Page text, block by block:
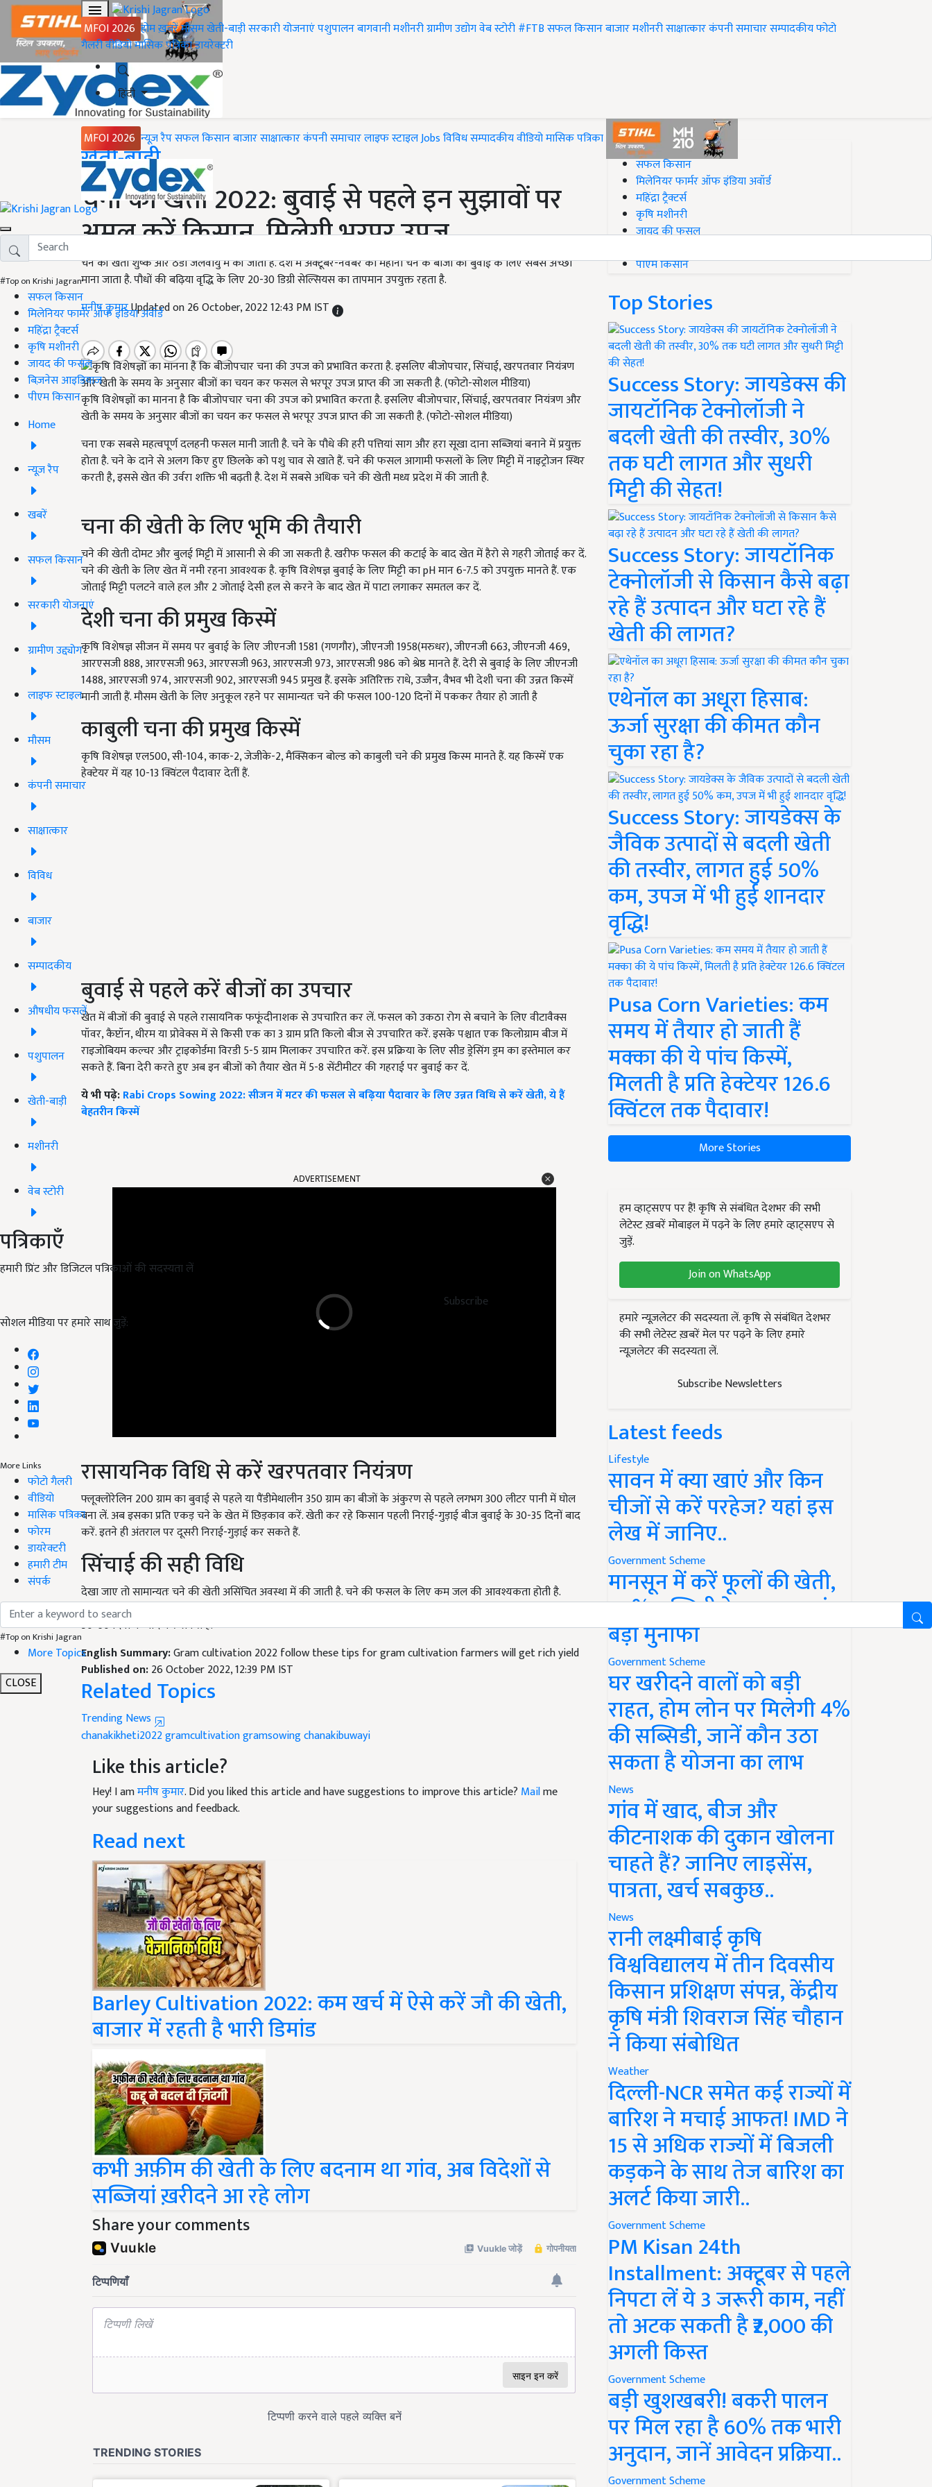
MFOI 2026 होमख़बरेंमौसमखेती-बाड़ीसरकारी योजनाएंपशुपालनबागवानीमशीनरीग्रामीण उद्योगवेब स्टोरी#FTBसफल किसानबाजारमशीनरीसाक्षात्कारकंपनी समाचारसम्पादकीयफोटो
गैलरीवीडियोमासिक पत्रिकाडायरेक्टरी
हिंदी
MFOI 2026 न्यूज़ रैपसफल किसानबाजारसाक्षात्कारकंपनी समाचारलाइफ स्टाइलJobsविविधसम्पादकीयवीडियोमासिक पत्रिका
#Top on Krishi Jagran
सफल किसान
मिलेनियर फार्मर ऑफ इंडिया अवॉर्ड
महिंद्रा ट्रैक्टर्स
कृषि मशीनरी
जायद की फसल
बिज़नेस आइडियाज
पीएम किसान
Home
न्यूज़ रैप
खबरें
सफल किसान
सरकारी योजनाएं
ग्रामीण उद्द्योग
लाइफ स्टाइल
मौसम
कंपनी समाचार
साक्षात्कार
विविध
बाजार
सम्पादकीय
औषधीय फसलें
पशुपालन
खेती-बाड़ी
मशीनरी
वेब स्टोरी
पत्रिकाएँ
हमारी प्रिंट और डिजिटल पत्रिकाओं की सदस्यता लें
Subscribe
सोशल मीडिया पर हमारे साथ जुड़ें:
More Links
फोटो गैलरी
वीडियो
मासिक पत्रिका
फोरम
डायरेक्टरी
हमारी टीम
संपर्क
#Top on Krishi Jagran
More Topics
CLOSE
Home
खेती-बाड़ी
चना की खेती 2022: बुवाई से पहले इन सुझावों पर
अमल करें किसान, मिलेगी भरपूर उपज
चने की खेती शुष्क और ठंडी जलवायु में की जाती है. देश में अक्टूबर-नवंबर का महीना चने के बीजों की बुवाई के लिए सबसे अच्छा
माना जाता है. पौधों की बढ़िया वृद्धि के लिए 20-30 डिग्री सेल्सियस का तापमान उपयुक्त रहता है.
मनीष कुमारUpdated on 26 October, 2022 12:43 PM IST
कृषि विशेषज्ञों का मानना है कि बीजोपचार चना की उपज को प्रभावित करता है. इसलिए बीजोपचार, सिंचाई, खरपतवार नियंत्रण और
खेती के समय के अनुसार बीजों का चयन कर फसल से भरपूर उपज प्राप्त की जा सकती है. (फोटो-सोशल मीडिया)
चना एक सबसे महत्वपूर्ण दलहनी फसल मानी जाती है. चने के पौधे की हरी पत्तियां साग और हरा सूखा दाना सब्जियां बनाने में प्रयुक्त
होता है. चने के दाने से अलग किए हुए छिलके को पशु चाव से खाते हैं. चने की फसल आगामी फसलों के लिए मिट्टी में नाइट्रोजन स्थिर
करती है, इससे खेत की उर्वरा शक्ति भी बढ़ती है. देश में सबसे अधिक चने की खेती मध्य प्रदेश में की जाती है.
चना की खेती के लिए भूमि की तैयारी
चने की खेती दोमट और बुलई मिट्टी में आसानी से की जा सकती है. खरीफ फसल की कटाई के बाद खेत में हैरो से गहरी जोताई कर दें.
चने की खेती के लिए खेत में नमी रहना आवश्यक है. कृषि विशेषज्ञ बुवाई के लिए मिट्टी का pH मान 6-7.5 को उपयुक्त मानते हैं. एक
जोताई मिट्टी पलटने वाले हल और 2 जोताई देसी हल से करने के बाद खेत में पाटा लगाकर समतल कर दें.
देशी चना की प्रमुख किस्में
कृषि विशेषज्ञ सीजन में समय पर बुवाई के लिए जीएनजी 1581 (गणगौर), जीएनजी 1958(मरुधर), जीएनजी 663, जीएनजी 469,
आरएसजी 888, आरएसजी 963, आरएसजी 963, आरएसजी 973, आरएसजी 986 को श्रेष्ठ मानते हैं. देरी से बुवाई के लिए जीएनजी
1488, आरएसजी 974, आरएसजी 902, आरएसजी 945 प्रमुख हैं. इसके अतिरिक्त राधे, उज्जैन, वैभव भी देशी चना की उन्नत किस्में
मानी जाती हैं. मौसम खेती के लिए अनुकूल रहने पर सामान्यतः चने की फसल 100-120 दिनों में पककर तैयार हो जाती है
काबुली चना की प्रमुख किस्में
कृषि विशेषज्ञ एल500, सी-104, काक-2, जेजीके-2, मैक्सिकन बोल्ड को काबुली चने की प्रमुख किस्म मानते हैं. यह किस्में एक
हेक्टेयर में यह 10-13 क्विंटल पैदावार देतीं हैं.
बुवाई से पहले करें बीजों का उपचार
खेत में बीजों की बुवाई से पहले रासायनिक फफूंदीनाशक से उपचारित कर लें. फसल को उकठा रोग से बचाने के लिए वीटावैक्स
पॉवर, कैप्टॉन, थीरम या प्रोवेक्स में से किसी एक का 3 ग्राम प्रति किलो बीज से उपचारित करें. इसके पश्चात एक किलोग्राम बीज में
राइजोबियम कल्चर और ट्राइकोर्डमा विरडी 5-5 ग्राम मिलाकर उपचारित करें. इस प्रक्रिया के लिए सीड ड्रेसिंग ड्रम का इस्तेमाल कर
सकते हैं. बिना देरी करते हुए अब इन बीजों को तैयार खेत में 5-8 सेंटीमीटर की गहराई पर बुवाई कर दें.
ये भी पढ़े:Rabi Crops Sowing 2022: सीजन में मटर की फसल से बढ़िया पैदावार के लिए उन्नत विधि से करें खेती, ये हैं
बेहतरीन किस्में
रासायनिक विधि से करें खरपतवार नियंत्रण
फ्लूक्लोरेलिन 200 ग्राम का बुवाई से पहले या पैंडीमेथालीन 350 ग्राम का बीजों के अंकुरण से पहले लगभग 300 लीटर पानी में घोल
बना लें. अब इसका प्रति एकड़ चने के खेत में छिड़काव करें. खेती कर रहे किसान पहली निराई-गुड़ाई बीज बुवाई के 30-35 दिनों बाद
करें. इतने ही अंतराल पर दूसरी निराई-गुड़ाई कर सकते हैं.
सिंचाई की सही विधि
देखा जाए तो सामान्यतः चने की खेती असिंचित अवस्था में की जाती है. चने की फसल के लिए कम जल की आवश्यकता होती है.
किसान पहली सिंचाई पौधे से फूल आने के पूर्व मतलब बीज बुवाई के 20-30 दिन बाद और दूसरी सिंचाई दाना भरने की अवस्था यानी
50-60 दिनों के बाद कर सकते हैं.
Published on:26 October 2022, 12:39 PM IST
Related Topics
Trending News
chanakikheti2022
Like this article?
Hey! I amमनीष कुमार . Did you liked this article and have suggestions to improve this article?
your suggestions and feedback.
Read next
Barley Cultivation 2022: कम खर्च में ऐसे करें जौ की खेती,
बाजार में रहती है भारी डिमांड
कभी अफ़ीम की खेती के लिए बदनाम था गांव, अब विदेशों से
सब्ज़ियां ख़रीदने आ रहे लोग
Share your comments
#Top on Krishi Jagran
सफल किसान
मिलेनियर फार्मर ऑफ इंडिया अवॉर्ड
महिंद्रा ट्रैक्टर्स
कृषि मशीनरी
जायद की फसल
पीएम किसान
Top Stories
Success Story: जायडेक्स की
जायटॉनिक टेक्नोलॉजी ने
बदली खेती की तस्वीर, 30%
तक घटी लागत और सुधरी
मिट्टी की सेहत!
Success Story: जायटॉनिक
टेक्नोलॉजी से किसान कैसे बढ़ा
रहे हैं उत्पादन और घटा रहे हैं
खेती की लागत?
एथेनॉल का अधूरा हिसाब:
ऊर्जा सुरक्षा की कीमत कौन
चुका रहा है?
Success Story: जायडेक्स के
जैविक उत्पादों से बदली खेती
की तस्वीर, लागत हुई 50%
कम, उपज में भी हुई शानदार
वृद्धि!
Pusa Corn Varieties: कम
समय में तैयार हो जाती हैं
मक्का की ये पांच किस्में,
मिलती है प्रति हेक्टेयर 126.6
क्विंटल तक पैदावार!
More Stories
हम व्हाट्सएप पर हैं! कृषि से संबंधित देशभर की सभी
लेटेस्ट ख़बरें मोबाइल में पढ़ने के लिए हमारे व्हाट्सएप से
जुड़ें.
Join on WhatsApp
हमारे न्यूज़लेटर की सदस्यता लें. कृषि से संबंधित देशभर
की सभी लेटेस्ट ख़बरें मेल पर पढ़ने के लिए हमारे
न्यूज़लेटर की सदस्यता लें.
Subscribe Newsletters
Latest feeds
Lifestyle
सावन में क्या खाएं और किन
चीजों से करें परहेज? यहां इस
लेख में जानिए..
Government Scheme
मानसून में करें फूलों की खेती,
50% सब्सिडी के साथ कमाएं
बड़ा मुनाफा
Government Scheme
घर खरीदने वालों को बड़ी
राहत, होम लोन पर मिलेगी 4%
की सब्सिडी, जानें कौन उठा
सकता है योजना का लाभ
News
गांव में खाद, बीज और
कीटनाशक की दुकान खोलना
चाहते हैं? जानिए लाइसेंस,
पात्रता, खर्च सबकुछ..
News
रानी लक्ष्मीबाई कृषि
विश्वविद्यालय में तीन दिवसीय
किसान प्रशिक्षण संपन्न, केंद्रीय
कृषि मंत्री शिवराज सिंह चौहान
ने किया संबोधित
Weather
दिल्ली-NCR समेत कई राज्यों में
बारिश ने मचाई आफत! IMD ने
15 से अधिक राज्यों में बिजली
कड़कने के साथ तेज बारिश का
अलर्ट किया जारी..
Government Scheme
PM Kisan 24th
Installment: अक्टूबर से पहले
निपटा लें ये 3 जरूरी काम, नहीं
तो अटक सकती है ₹2,000 की
अगली किस्त
Government Scheme
बड़ी खुशखबरी! बकरी पालन
पर मिल रहा है 60% तक भारी
अनुदान, जानें आवेदन प्रक्रिया..
Government Scheme